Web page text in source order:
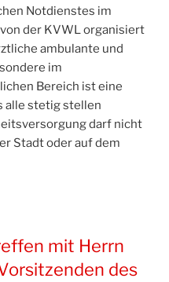
Notdienstes im
der KVWL organisiert
ambulante und
im
Bereich ist eine
alle stetig stellen
darf nicht
Stadt oder auf dem
mit Herrn
des